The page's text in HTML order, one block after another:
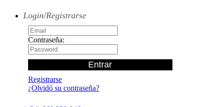
Login/Registrarse
Contraseña:
Registrarse
¿Olvidó su contraseña?